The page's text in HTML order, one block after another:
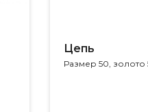
Цепь
Размер 50, золото